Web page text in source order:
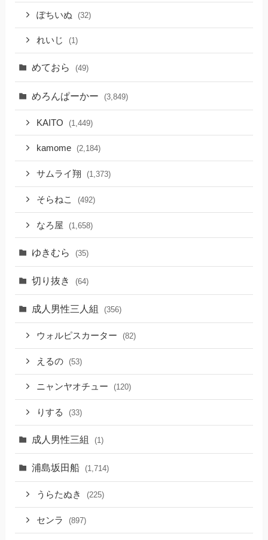
ぽちいぬ (32)
れいじ (1)
めておら (49)
めろんぱーかー (3,849)
KAITO (1,449)
kamome (2,184)
サムライ翔 (1,373)
そらねこ (492)
なろ屋 (1,658)
ゆきむら (35)
切り抜き (64)
成人男性三人組 (356)
ウォルピスカーター (82)
えるの (53)
ニャンヤオチュー (120)
りする (33)
成人男性三組 (1)
浦島坂田船 (1,714)
うらたぬき (225)
センラ (897)